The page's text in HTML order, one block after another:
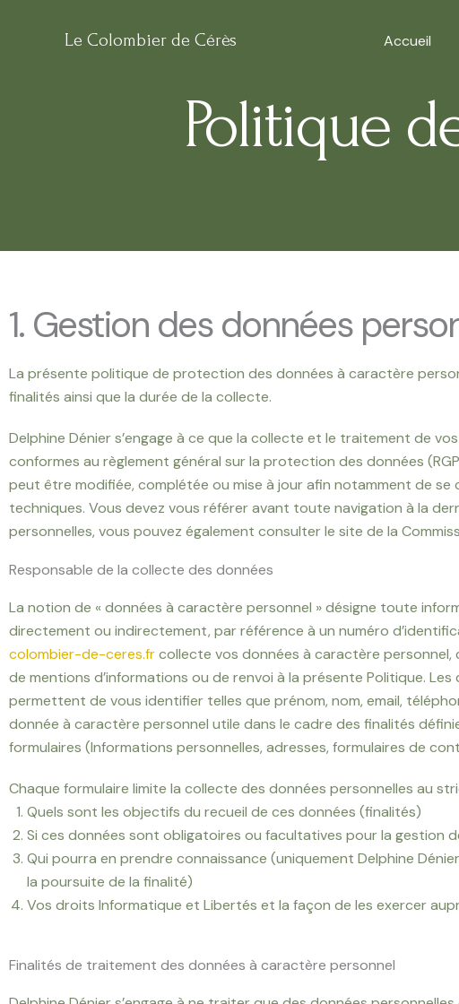
Le Colombier de Cérès Accueil
Politique
1. Gestion des données
La présente politique de protection des données à caractère
finalités ainsi que la durée de la collecte.
Delphine Dénier s’engage à ce que la collecte et le traitement de
conformes au règlement général sur la protection des données
peut être modifiée, complétée ou mise à jour afin notamment de
techniques. Vous devez vous référer avant toute navigation à la
personnelles, vous pouvez également consulter le site de la
Responsable de la collecte des données
La notion de « données à caractère personnel » désigne toute
directement ou indirectement, par référence à un numéro
colombier-de-ceres.frcollecte vos données à caractère
de mentions d’informations ou de renvoi à la présente Politique.
permettent de vous identifier telles que prénom, nom, email,
donnée à caractère personnel utile dans le cadre des finalités
formulaires (Informations personnelles, adresses, formulaires de
Chaque formulaire limite la collecte des données personnelles au
Quels sont les objectifs du recueil de ces données (finalités)
Si ces données sont obligatoires ou facultatives pour la gestion
Qui pourra en prendre connaissance (uniquement Delphine
la poursuite de la finalité)
Vos droits Informatique et Libertés et la façon de les exercer
Finalités de traitement des données à caractère personnel